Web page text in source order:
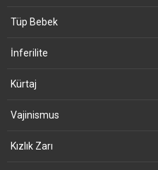
Tüp Bebek
İnferilite
Kürtaj
Vajinismus
Kızlık Zarı